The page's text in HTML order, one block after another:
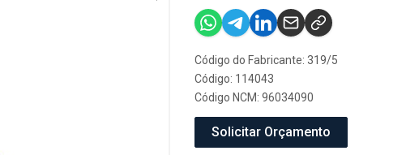
Código do Fabricante: 319/5
Código: 114043
Código NCM: 96034090
Solicitar Orçamento